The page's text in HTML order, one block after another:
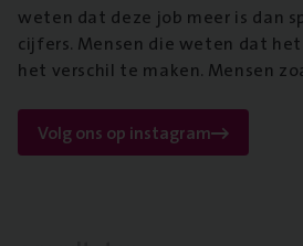
weten dat deze job meer is dan
cijfers. Mensen die weten dat
het verschil te maken. Mensen
Volg ons op instagram